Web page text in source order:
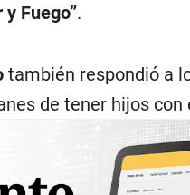
y Fuego”.
también respondió a
de tener hijos